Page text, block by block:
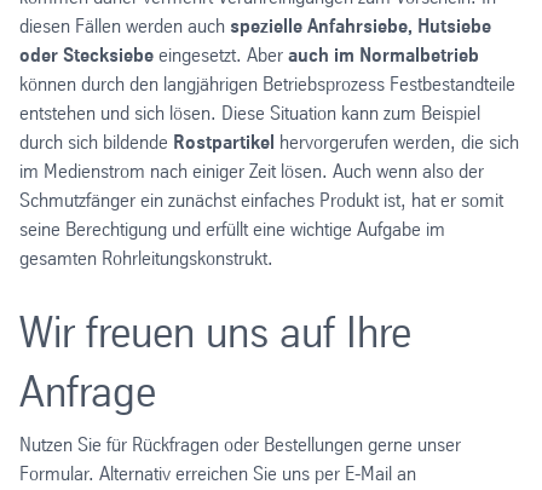
diesen Fällen werden auch spezielle Anfahrsiebe, Hutsiebe
oder Stecksiebe eingesetzt. Aber auch im Normalbetrieb
können durch den langjährigen Betriebsprozess Festbestandteile
entstehen und sich lösen. Diese Situation kann zum Beispiel
durch sich bildende Rostpartikel hervorgerufen werden, die sich
im Medienstrom nach einiger Zeit lösen. Auch wenn also der
Schmutzfänger ein zunächst einfaches Produkt ist, hat er somit
seine Berechtigung und erfüllt eine wichtige Aufgabe im
gesamten Rohrleitungskonstrukt.
Wir freuen uns auf Ihre
Anfrage
Nutzen Sie für Rückfragen oder Bestellungen gerne unser
Formular. Alternativ erreichen Sie uns per E-Mail an